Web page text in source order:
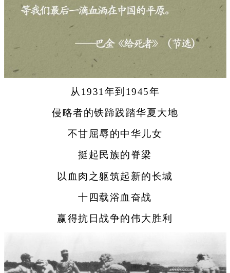
从1931年到1945年
侵略者的铁蹄践踏华夏大地
不甘屈辱的中华儿女
挺起民族的脊梁
以血肉之躯筑起新的长城
十四载浴血奋战
赢得抗日战争的伟大胜利